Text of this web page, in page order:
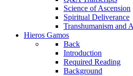
Science of Ascension
Spiritual Deliverance
Transhumanism and
Hieros Gamos
Back
Introduction
Required Reading
Background